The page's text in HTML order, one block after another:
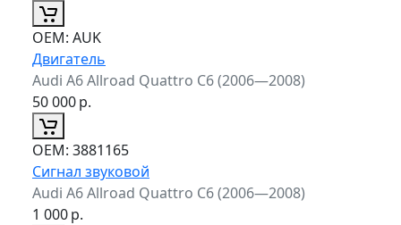
ОЕМ: AUK
Двигатель
Audi A6 Allroad Quattro C6 (2006—2008)
50 000р.
ОЕМ: 3881165
Сигнал звуковой
Audi A6 Allroad Quattro C6 (2006—2008)
1 000р.